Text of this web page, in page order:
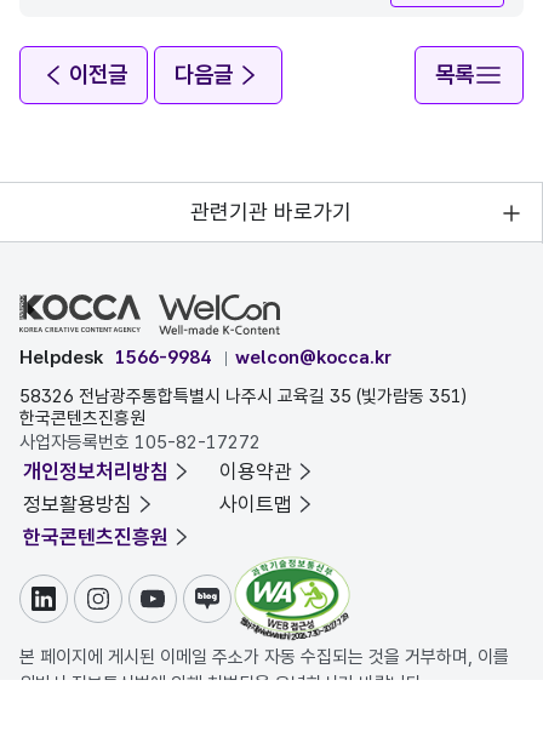
이전글 다음글 목록
관련기관 바로가기
Helpdesk 1566-9984
welcon@kocca.kr
58326 전남광주통합특별시 나주시 교육길 35 (빛가람동 351)
한국콘텐츠진흥원
사업자등록번호 105-82-17272
개인정보처리방침
이용약관
정보활용방침
사이트맵
한국콘텐츠진흥원
링크드인인스타그램
유튜브블로그
본 페이지에 게시된 이메일 주소가 자동 수집되는 것을 거부하며, 이를
위반시 정보통신법에 의해 처벌됨을 유념하시기 바랍니다.